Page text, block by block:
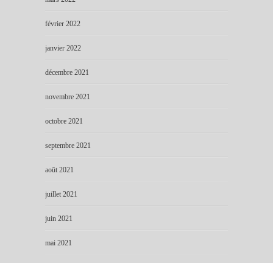
février 2022
janvier 2022
décembre 2021
novembre 2021
octobre 2021
septembre 2021
août 2021
juillet 2021
juin 2021
mai 2021